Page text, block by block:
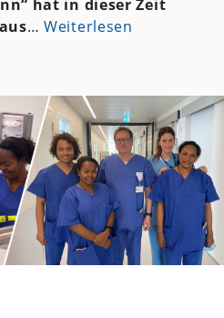
hat in dieser Zeit
…Weiterlesen